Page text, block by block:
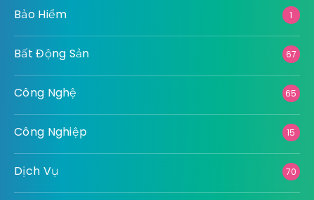
Bảo Hiểm 1
Bất Động Sản 67
Công Nghệ 65
Công Nghiệp 15
Dịch Vụ 70